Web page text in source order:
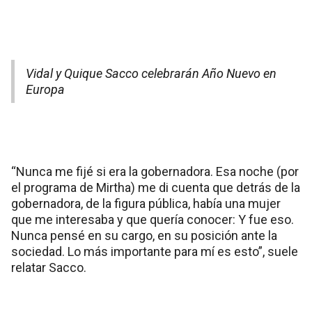
Vidal y Quique Sacco celebrarán Año Nuevo en
Europa
“Nunca me fijé si era la gobernadora. Esa noche (por
el programa de Mirtha) me di cuenta que detrás de la
gobernadora, de la figura pública, había una mujer
que me interesaba y que quería conocer: Y fue eso.
Nunca pensé en su cargo, en su posición ante la
sociedad. Lo más importante para mí es esto”, suele
relatar Sacco.